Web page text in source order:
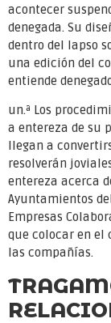
acontecer
denegada. Su
dentro del lapso
una edición del
entiende
un.ª Los
a entereza de su
llegan a
resolverán
entereza acerca
Ayuntamientos
Empresas
que colocar en el
las compañías.